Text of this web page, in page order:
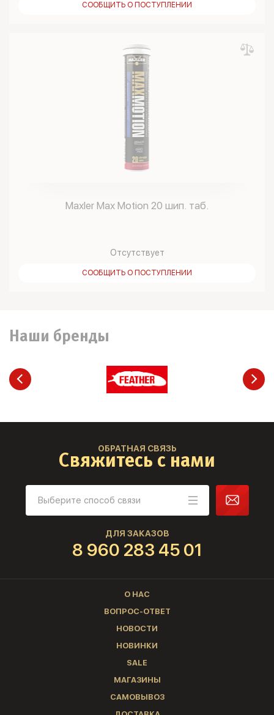
СООБЩИТЬ О ПОСТУПЛЕНИИ
Maxler Max Motion 20 шип. таб.
Отсутствует
СООБЩИТЬ О ПОСТУПЛЕНИИ
Наши бренды
ОБРАТНАЯ СВЯЗЬ
Свяжитесь с нами
ДЛЯ ЗАКАЗОВ
8 960 283 45 01
О НАС
ВОПРОС-ОТВЕТ
НОВОСТИ
НОВИНКИ
SALE
МАГАЗИНЫ
САМОВЫВОЗ